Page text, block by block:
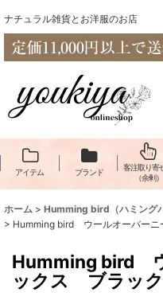
ナチュラル雑貨とお洋服のお店
アイテム ブランド
客注取り寄
（余剰）
ホーム > Humming bird（ハミング
> Humming bird ウールオーバー
Humming bird
ックス ブラック